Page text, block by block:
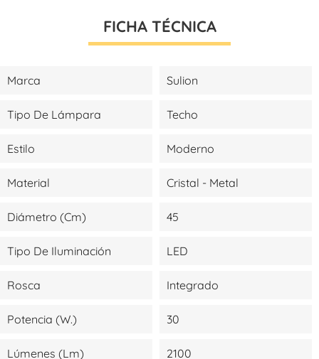
FICHA TÉCNICA
Marca Sulion
Tipo De Lámpara Techo
Estilo Moderno
Material Cristal - Metal
Diámetro (cm) 45
Tipo De Iluminación LED
Rosca Integrado
Potencia (W.) 30
Lúmenes (lm) 2100